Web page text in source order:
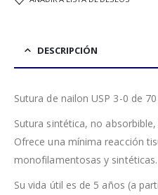
DESCRIPCIÓN
Sutura de nailon USP 3-0 de
Sutura sintética, no
Ofrece una mínima reacción
monofilamentosas y sintéticas.
Su vida útil es de 5 años (a